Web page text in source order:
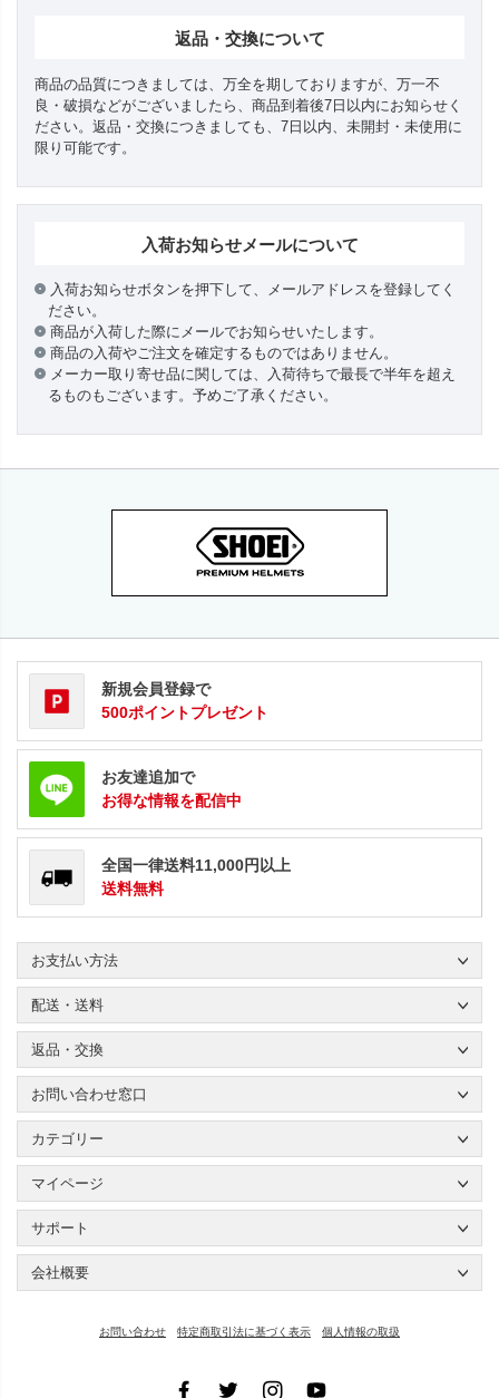
返品・交換について
商品の品質につきましては、万全を期しておりますが、万一不
良・破損などがございましたら、商品到着後7日以内にお知らせく
ださい。返品・交換につきましても、7日以内、未開封・未使用に
限り可能です。
入荷お知らせメールについて
入荷お知らせボタンを押下して、メールアドレスを登録してく
ださい。
商品が入荷した際にメールでお知らせいたします。
商品の入荷やご注文を確定するものではありません。
メーカー取り寄せ品に関しては、入荷待ちで最長で半年を超え
るものもございます。予めご了承ください。
新規会員登録で
500ポイントプレゼント
お友達追加で
お得な情報を配信中
全国一律送料11,000円以上
送料無料
お支払い方法
配送・送料
返品・交換
お問い合わせ窓口
カテゴリー
マイページ
サポート
会社概要
お問い合わせ 特定商取引法に基づく表示 個人情報の取扱